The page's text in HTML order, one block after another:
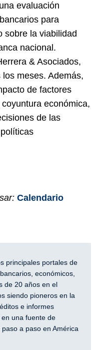
evaluación
para
sobre la viabilidad
nacional.
& Asociados,
meses. Además,
de factores
económica,
de las
Calendario
principales portales de
económicos,
de 20 años en el
siendo pioneros en la
e informes
una fuente de
a paso en América